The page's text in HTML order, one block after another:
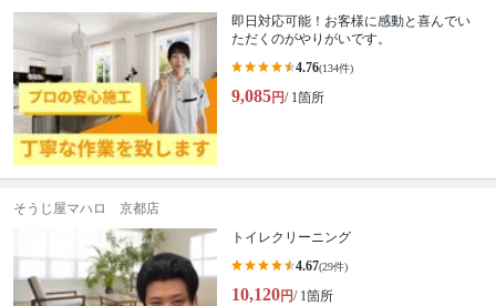
即日対応可能！お客様に感動と喜んでい
ただくのがやりがいです。
4.76(134件)
9,085円/ 1箇所
そうじ屋マハロ 京都店
トイレクリーニング
4.67(29件)
10,120円/ 1箇所